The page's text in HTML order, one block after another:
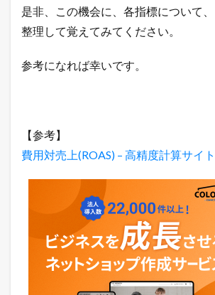
是非、この機会に、各指標について、
整理して覚えてみてください。
参考になれば幸いです。
【参考】
費用対売上(ROAS) – 高精度計算サイト